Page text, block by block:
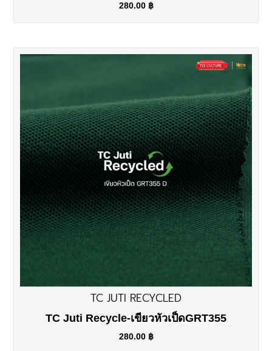
280.00 ฿
TC JUTI RECYCLED
TC Juti Recycle-เขียวหัวเป็ดGRT355
280.00 ฿